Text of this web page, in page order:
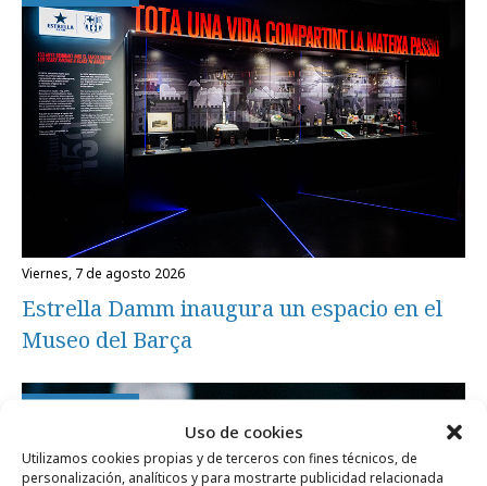
Uso de cookies
Utilizamos cookies propias y de terceros con fines técnicos, de
personalización, analíticos y para mostrarte publicidad relacionada
viernes, 7 de agosto 2026
Estrella Damm inaugura un espacio en el
Museo del Barça